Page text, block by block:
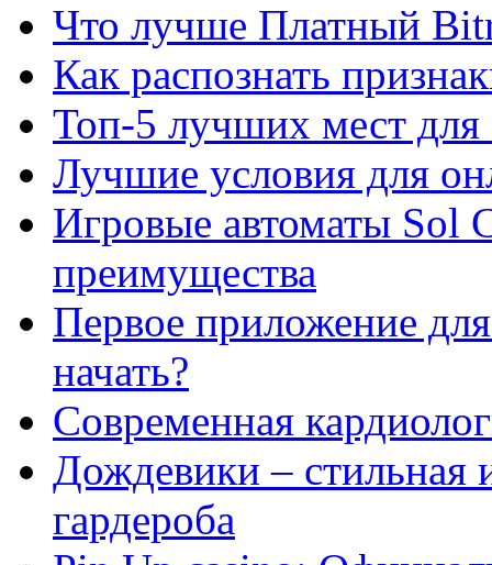
Что лучше Платный
Как распознать
Топ-5 лучших мест для
Лучшие условия для
Игровые автоматы Sol
преимущества
Первое приложение
начать?
Современная
Дождевики – стильная
гардероба